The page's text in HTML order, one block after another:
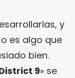
y
es algo que
bien.
9» se